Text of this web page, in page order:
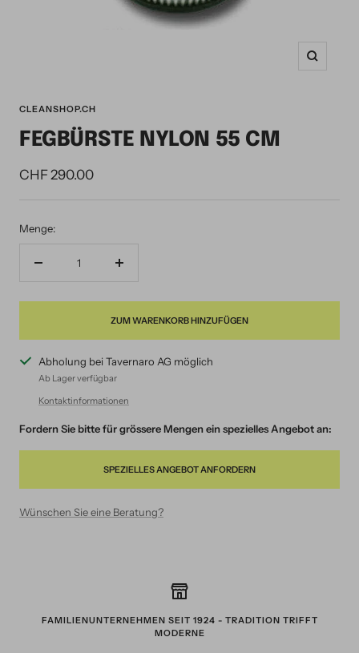
Zoom
CLEANSHOP.CH
FEGBÜRSTE NYLON 55 CM
Angebotspreis
CHF 290.00
Menge:
Menge
ZUM WARENKORB HINZUFÜGEN
Abholung bei Tavernaro AG möglich
Ab Lager verfügbar
Kontaktinformationen
Fordern Sie bitte für grössere Mengen ein spezielles Angebot an:
SPEZIELLES ANGEBOT ANFORDERN
Wünschen Sie eine Beratung?
FAMILIENUNTERNEHMEN SEIT 1924 - TRADITION TRIFFT
MODERNE